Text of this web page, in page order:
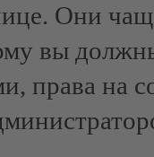
Они
вы
права на